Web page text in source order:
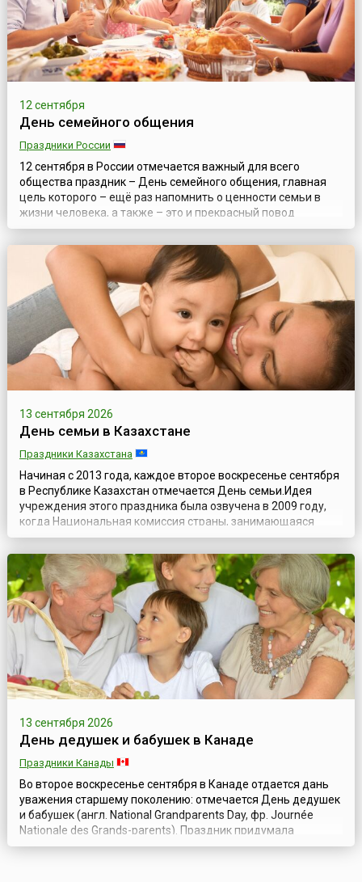
12 сентября
День семейного общения
Праздники России
12 сентября в России отмечается важный для всего
общества праздник – День семейного общения, главная
цель которого – ещё раз напомнить о ценности семьи в
жизни человека, а также – это и прекрасный повод
провести время вместе с родными людьми. Родиной
праздника является один из российских регионов –
Ульяновская область, где инициаторами учреждения
такого дня, с целью поддержки и сохранения семь...
13 сентября 2026
День семьи в Казахстане
Праздники Казахстана
Начиная с 2013 года, каждое второе воскресенье сентября
в Республике Казахстан отмечается День семьи.Идея
учреждения этого праздника была озвучена в 2009 году,
когда Национальная комиссия страны, занимающаяся
исследованием вопросов по делам женщин и семейно-
демографической ситуации, выступила с инициативой
учредить в Казахстане День семьи и проводить его
ежегодно 15 мая, приурочив празднование...
13 сентября 2026
День дедушек и бабушек в Канаде
Праздники Канады
Во второе воскресенье сентября в Канаде отдается дань
уважения старшему поколению: отмечается День дедушек
и бабушек (англ. National Grandparents Day, фр. Journée
Nationale des Grands-parents). Праздник придумала
домохозяйка Мэриан Макквейд из штата Западная